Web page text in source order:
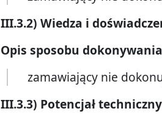
III.3.2) Wiedza i
Opis sposobu
zamawiający nie
III.3.3) Potencjał techniczny